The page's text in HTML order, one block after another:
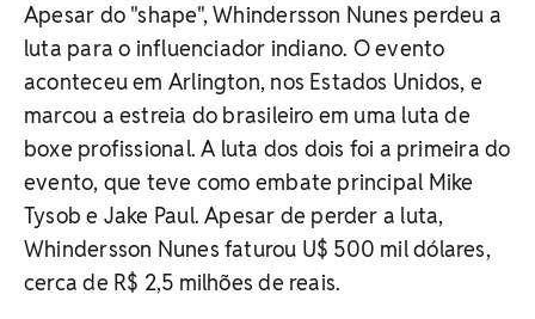
Apesar do "shape", Whindersson Nunes perdeu a
luta para o influenciador indiano. O evento
aconteceu em Arlington, nos Estados Unidos, e
marcou a estreia do brasileiro em uma luta de
boxe profissional. A luta dos dois foi a primeira do
evento, que teve como embate principal Mike
Tysob e Jake Paul. Apesar de perder a luta,
Whindersson Nunes faturou U$ 500 mil dólares,
cerca de R$ 2,5 milhões de reais.